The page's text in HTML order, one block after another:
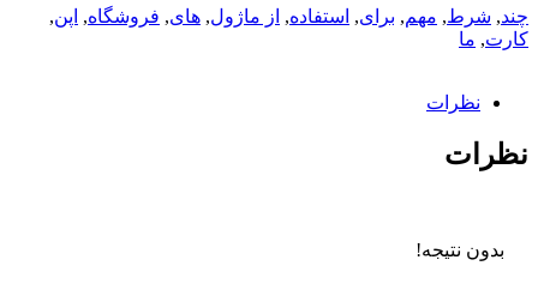
چند, شرط, مهم, برای, استفاده, از ماژول, های, فروشگاه, اپن,
کارت, ما
نظرات
نظرات
بدون نتیجه!